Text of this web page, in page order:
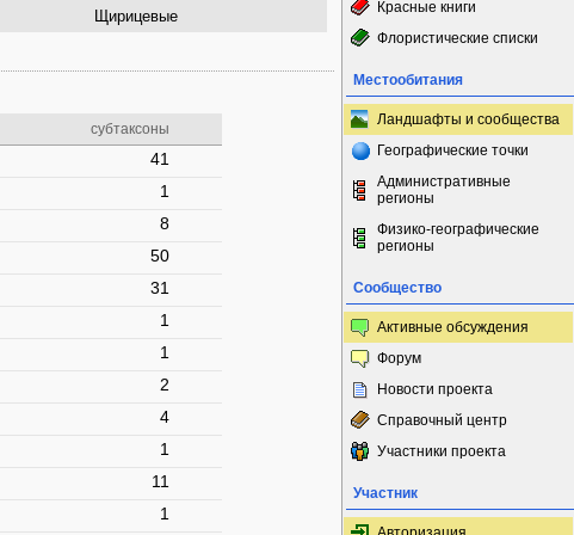
Щирицевые
субтаксоны
41
1
8
50
31
1
1
2
4
1
11
1
Красные книги
Флористические списки
Местообитания
Ландшафты и сообщества
Географические точки
Административные
регионы
Физико-географические
регионы
Сообщество
Активные обсуждения
Форум
Новости проекта
Справочный центр
Участники проекта
Участник